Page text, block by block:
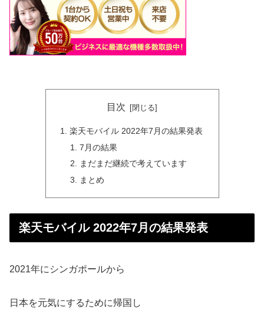
目次
楽天モバイル 2022年7月の結果発表
7月の結果
まだまだ継続で考えています
まとめ
楽天モバイル 2022年7月の結果発表
2021年にシンガポールから
日本を元気にするために帰国し